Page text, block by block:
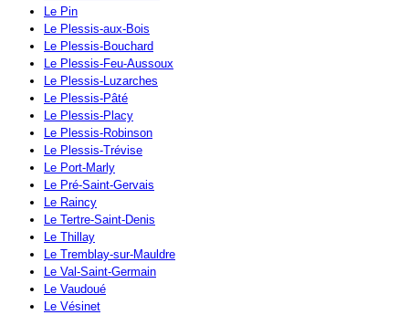
Le Pin
Le Plessis-aux-Bois
Le Plessis-Bouchard
Le Plessis-Feu-Aussoux
Le Plessis-Luzarches
Le Plessis-Pâté
Le Plessis-Placy
Le Plessis-Robinson
Le Plessis-Trévise
Le Port-Marly
Le Pré-Saint-Gervais
Le Raincy
Le Tertre-Saint-Denis
Le Thillay
Le Tremblay-sur-Mauldre
Le Val-Saint-Germain
Le Vaudoué
Le Vésinet